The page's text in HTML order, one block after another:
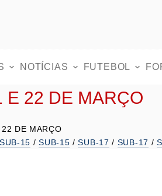
NOTÍCIAS FUTEBOL
E 22 DE MARÇO
DE MARÇO
SUB-15 /SUB-15 /SUB-17 / SUB-17 /